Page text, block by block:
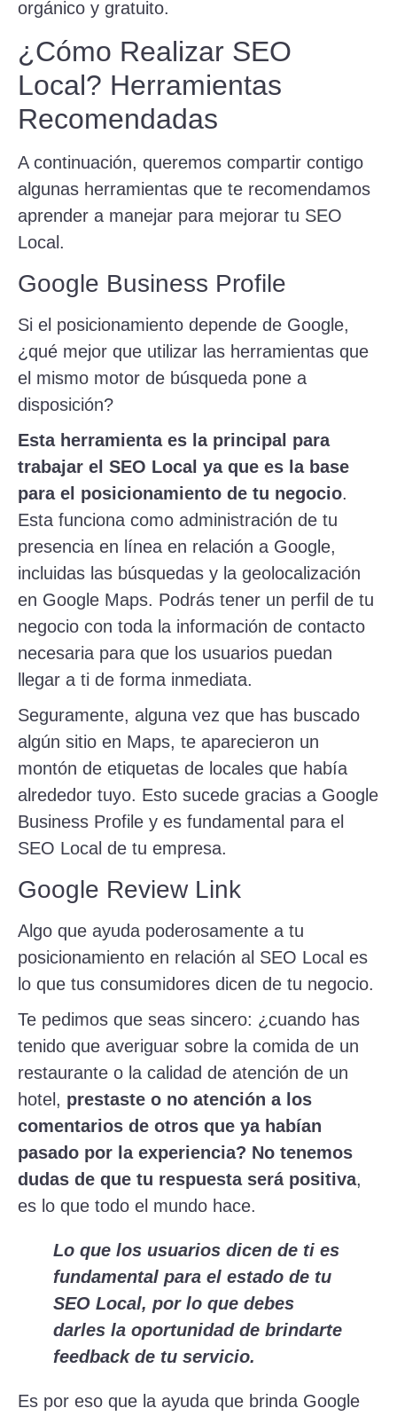
orgánico y gratuito.
¿Cómo Realizar SEO
Local? Herramientas
Recomendadas
A continuación, queremos compartir contigo
algunas herramientas que te recomendamos
aprender a manejar para mejorar tu SEO
Local.
Google Business Profile
Si el posicionamiento depende de Google,
¿qué mejor que utilizar las herramientas que
el mismo motor de búsqueda pone a
disposición?
Esta herramienta es la principal para
trabajar el SEO Local ya que es la base
para el posicionamiento de tu negocio.
Esta funciona como administración de tu
presencia en línea en relación a Google,
incluidas las búsquedas y la geolocalización
en Google Maps. Podrás tener un perfil de tu
negocio con toda la información de contacto
necesaria para que los usuarios puedan
llegar a ti de forma inmediata.
Seguramente, alguna vez que has buscado
algún sitio en Maps, te aparecieron un
montón de etiquetas de locales que había
alrededor tuyo. Esto sucede gracias a Google
Business Profile y es fundamental para el
SEO Local de tu empresa.
Google Review Link
Algo que ayuda poderosamente a tu
posicionamiento en relación al SEO Local es
lo que tus consumidores dicen de tu negocio.
Te pedimos que seas sincero: ¿cuando has
tenido que averiguar sobre la comida de un
restaurante o la calidad de atención de un
hotel, prestaste o no atención a los
comentarios de otros que ya habían
pasado por la experiencia? No tenemos
dudas de que tu respuesta será positiva,
es lo que todo el mundo hace.
Lo que los usuarios dicen de ti es
fundamental para el estado de tu
SEO Local, por lo que debes
darles la oportunidad de brindarte
feedback de tu servicio.
Es por eso que la ayuda que brinda Google